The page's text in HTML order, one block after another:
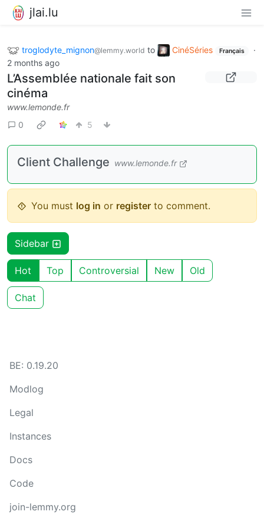
jlai.lu
troglodyte_mignon@lemmy.world to CinéSéries Français
·
2 months ago
L’Assemblée nationale fait son
cinéma
www.lemonde.fr
0
5
Client Challenge www.lemonde.fr
You must log in or register to comment.
Sidebar
Hot Top Controversial New Old
Chat
BE: 0.19.20
Modlog
Legal
Instances
Docs
Code
join-lemmy.org